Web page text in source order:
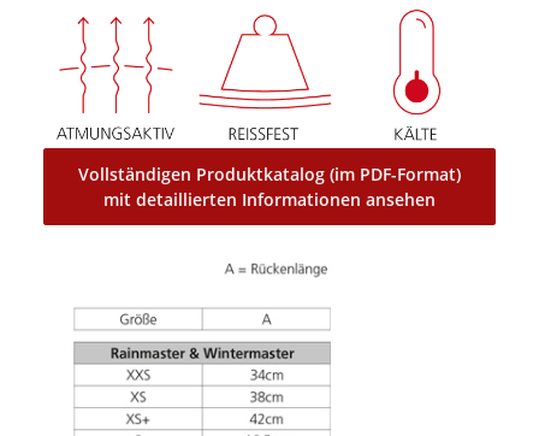
Vollständigen Produktkatalog (im PDF-Format)
mit detaillierten Informationen ansehen